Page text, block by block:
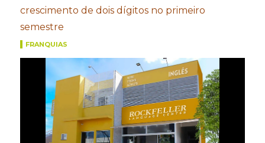
crescimento de dois dígitos no primeiro
semestre
FRANQUIAS